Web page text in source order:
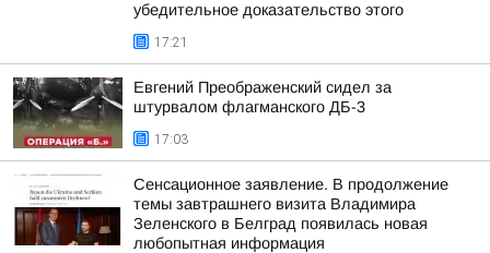
убедительное доказательство этого
17:21
Евгений Преображенский сидел за
штурвалом флагманского ДБ-3
17:03
Сенсационное заявление. В продолжение
темы завтрашнего визита Владимира
Зеленского в Белград появилась новая
любопытная информация